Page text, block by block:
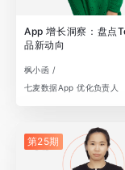
App 增长洞察：盘点
品新动向
枫小函 /
七麦数据App 优化负责人
第25期